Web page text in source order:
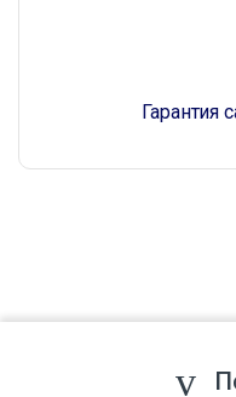
Гарантия